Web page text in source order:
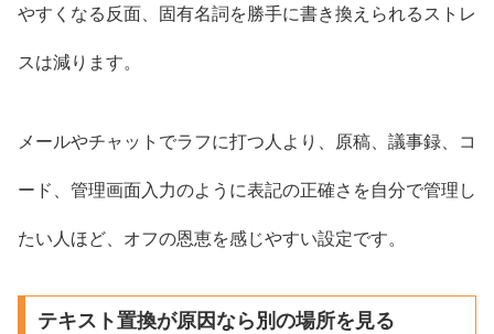
やすくなる反面、固有名詞を勝手に書き換えられるストレ
スは減ります。
メールやチャットでラフに打つ人より、原稿、議事録、コ
ード、管理画面入力のように表記の正確さを自分で管理し
たい人ほど、オフの恩恵を感じやすい設定です。
テキスト置換が原因なら別の場所を見る